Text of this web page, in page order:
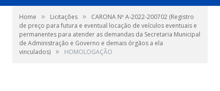
Home » Licitações »
CARONA Nº A-2022-200702 (Registro
de preço para futura e eventual locação de veículos eventuais e
permanentes para atender as demandas da Secretaria Municipal
de Administração e Governo e demais órgãos a ela
vinculados) » HOMOLOGAÇÃO